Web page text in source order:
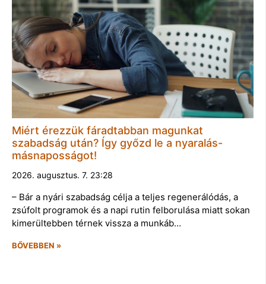
Miért érezzük fáradtabban magunkat
szabadság után? Így győzd le a nyaralás-
másnaposságot!
2026. augusztus. 7. 23:28
– Bár a nyári szabadság célja a teljes regenerálódás, a
zsúfolt programok és a napi rutin felborulása miatt sokan
kimerültebben térnek vissza a munkáb…
BŐVEBBEN »